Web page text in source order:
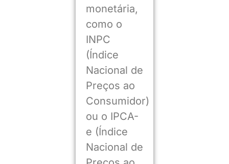
monetária,
como o
INPC
(Índice
Nacional de
Preços ao
Consumidor)
ou o IPCA-
e (Índice
Nacional de